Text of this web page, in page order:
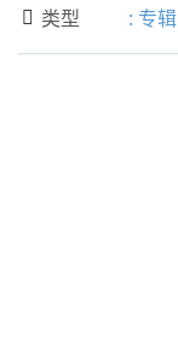
 类型 : 专辑